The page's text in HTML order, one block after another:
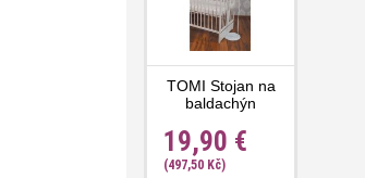
TOMI Stojan na
baldachýn
19,90 €
(497,50 Kč)